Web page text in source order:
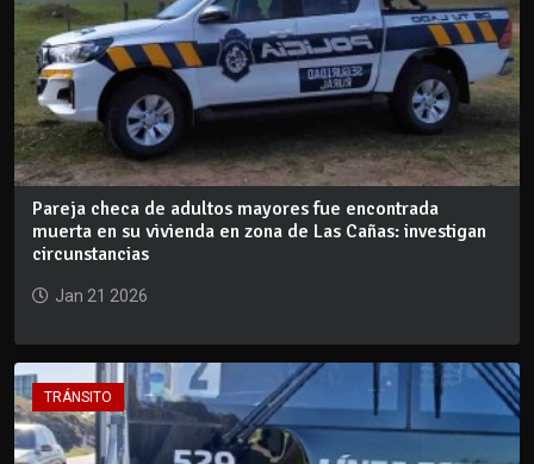
Pareja checa de adultos mayores fue encontrada
muerta en su vivienda en zona de Las Cañas: investigan
circunstancias
Jan 21 2026
TRÁNSITO